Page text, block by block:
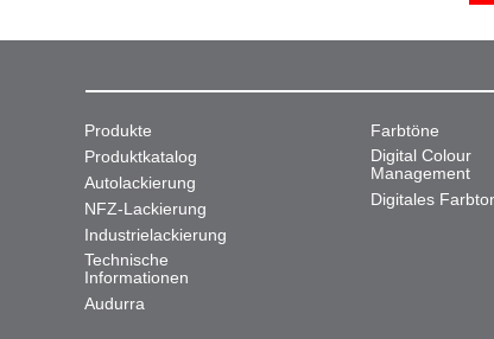
Produkte
Produktkatalog
Autolackierung
NFZ-Lackierung
Industrielackierung
Technische
Informationen
Audurra
Farbtöne
Digital Colour
Management
Digitales